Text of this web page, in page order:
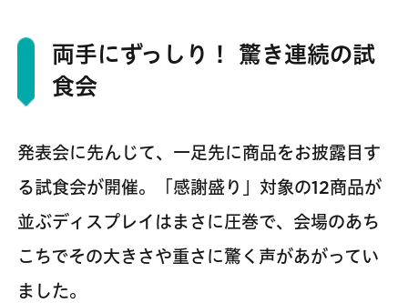
両手にずっしり！ 驚き連続の試
食会
発表会に先んじて、一足先に商品をお披露目す
る試食会が開催。「感謝盛り」対象の12商品が
並ぶディスプレイはまさに圧巻で、会場のあち
こちでその大きさや重さに驚く声があがってい
ました。